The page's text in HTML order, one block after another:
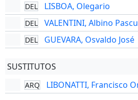
DEL LISBOA, Olegario
DEL VALENTINI, Albino
DEL GUEVARA, Osvaldo José
SUSTITUTOS
ARQ LIBONATTI, Francisco